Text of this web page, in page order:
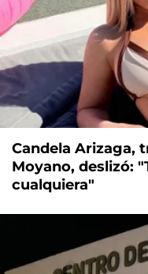
Candela Arizaga,
Moyano, deslizó:
cualquiera"